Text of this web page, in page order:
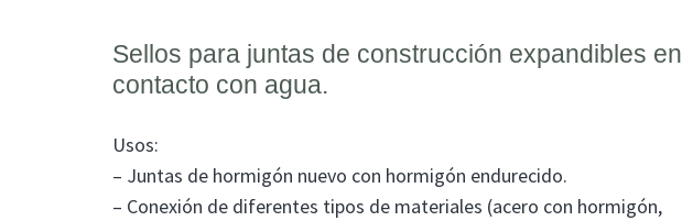
Sellos para juntas de construcción expandibles en
contacto con agua.
Usos:
– Juntas de hormigón nuevo con hormigón endurecido.
– Conexión de diferentes tipos de materiales (acero con hormigón,